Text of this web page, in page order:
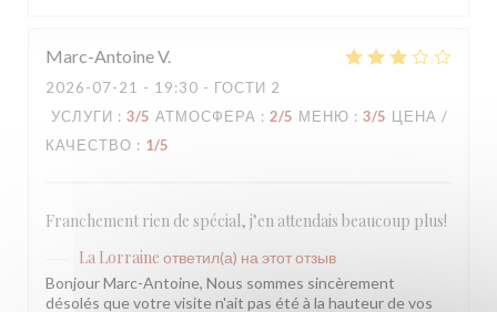
Marc-AntoineV
2026-07-21 - 19:30 - ГОСТИ 2
УСЛУГИ : 3/5 АТМОСФЕРА : 2/5 МЕНЮ : 3/5 ЦЕНА /
КАЧЕСТВО : 1/5
Franchement rien de spécial, j’en attendais beaucoup plus!
La Lorraine ответил(а) на этот отзыв
Bonjour Marc-Antoine, Nous sommes sincèrement
désolés que votre visite n'ait pas été à la hauteur de vos